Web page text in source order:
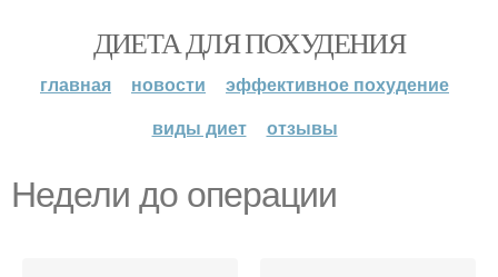
ДИЕТА ДЛЯ ПОХУДЕНИЯ
главная новости
эффективное похудение
виды диет
отзывы
Недели до операции